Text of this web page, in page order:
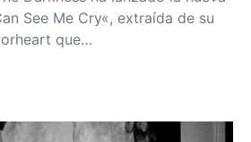
See Me Cry«, extraída de su
que…